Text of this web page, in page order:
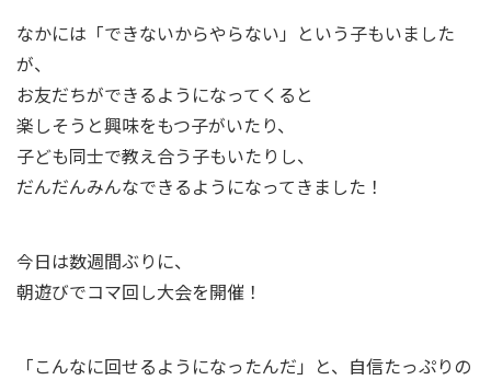
なかには「できないからやらない」という子もいました
が、
お友だちができるようになってくると
楽しそうと興味をもつ子がいたり、
子ども同士で教え合う子もいたりし、
だんだんみんなできるようになってきました！
今日は数週間ぶりに、
朝遊びでコマ回し大会を開催！
「こんなに回せるようになったんだ」と、自信たっぷりの